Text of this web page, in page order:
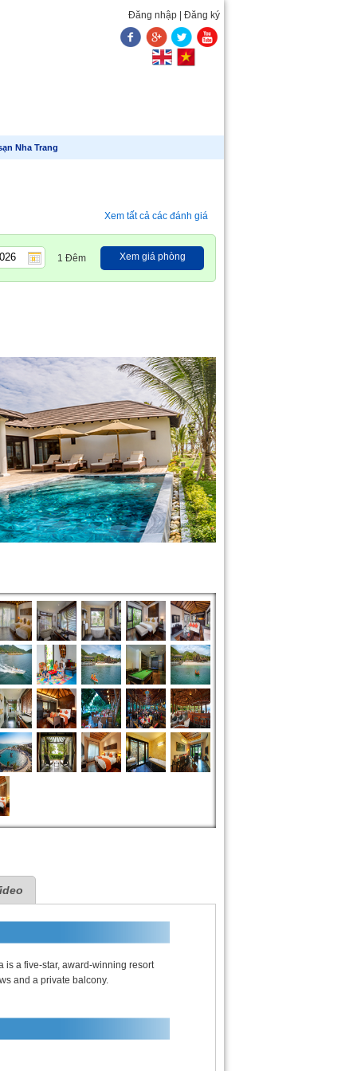
Đăng nhập Đăng ký
Nha Trang
Xem tất cả các đánh giá
1 Đêm Xem giá phòng
is a five-star, award-winning resort
and a private balcony.